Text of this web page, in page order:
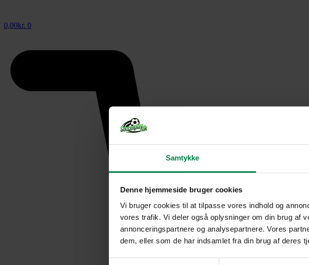
Samtykke
Denne hjemmeside bruger cookies
Vi bruger cookies til at tilpasse vores indhold og
vores trafik. Vi deler også oplysninger om din brug af
annonceringspartnere og analysepartnere. Vores
dem, eller som de har indsamlet fra din brug af deres
0,00kr. 0